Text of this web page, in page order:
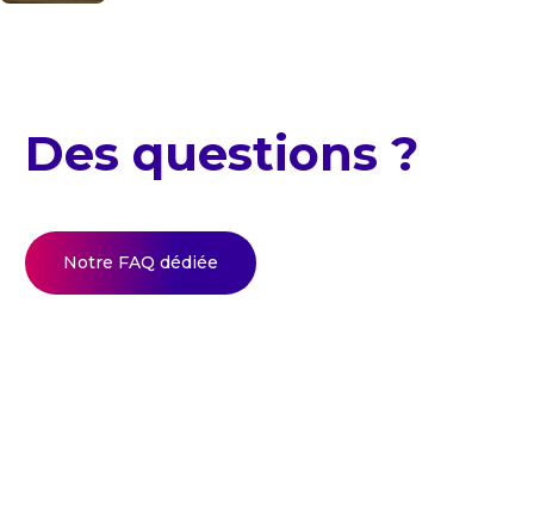
Des questions ?
Notre FAQ dédiée